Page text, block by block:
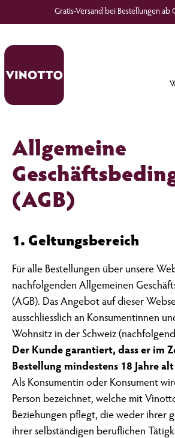
Gratis-Versand bei Bestellungen ab
Allgemeine
(AGB)
1. Geltungsbereich
Für alle Bestellungen über unsere
nachfolgenden Allgemeinen
(AGB). Das Angebot auf dieser
ausschliesslich an Konsumentinnen
Wohnsitz in der Schweiz (nachfolgend
Der Kunde garantiert, dass er im
Bestellung mindestens 18 Jahre
Als Konsumentin oder Konsument
Person bezeichnet, welche mit
Beziehungen pflegt, die weder ihrer
ihrer selbständigen beruflichen